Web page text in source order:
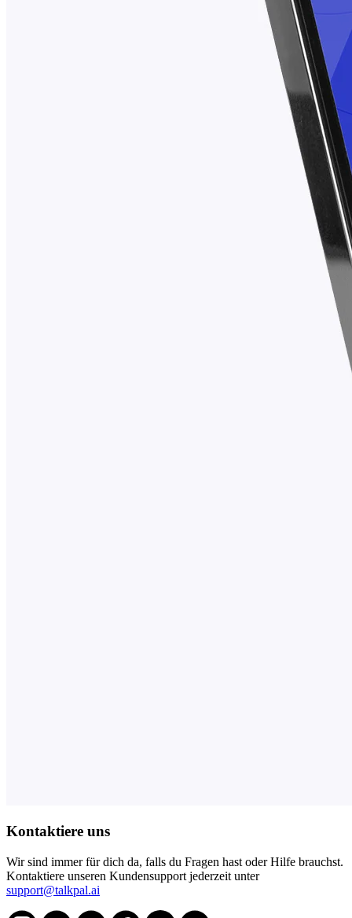
Kontaktiere uns
Wir sind immer für dich da, falls du Fragen hast oder Hilfe brauchst.
Kontaktiere unseren Kundensupport jederzeit unter
support@talkpal.ai